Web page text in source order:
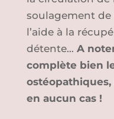
soulagement de
l’aide à la
détente… A
complète bien
ostéopathiques,
en aucun cas !